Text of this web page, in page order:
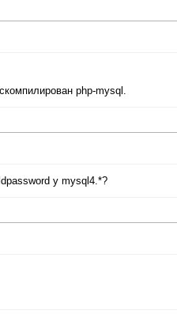
php-mysql.
у mysql4.*?